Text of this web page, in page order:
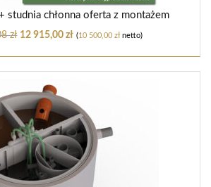
studnia chłonna oferta z montażem
zł 12 915,00zł (10 500,00złnetto)